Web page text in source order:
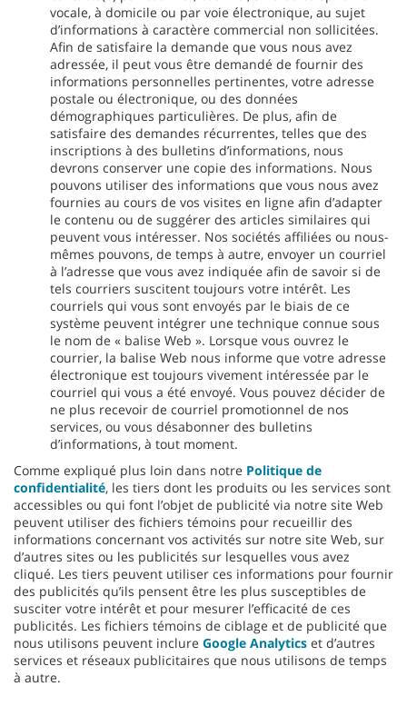
vocale, à domicile ou par voie électronique, au sujet
d’informations à caractère commercial non sollicitées.
Afin de satisfaire la demande que vous nous avez
adressée, il peut vous être demandé de fournir des
informations personnelles pertinentes, votre adresse
postale ou électronique, ou des données
démographiques particulières. De plus, afin de
satisfaire des demandes récurrentes, telles que des
inscriptions à des bulletins d’informations, nous
devrons conserver une copie des informations. Nous
pouvons utiliser des informations que vous nous avez
fournies au cours de vos visites en ligne afin d’adapter
le contenu ou de suggérer des articles similaires qui
peuvent vous intéresser. Nos sociétés affiliées ou nous-
mêmes pouvons, de temps à autre, envoyer un courriel
à l’adresse que vous avez indiquée afin de savoir si de
tels courriers suscitent toujours votre intérêt. Les
courriels qui vous sont envoyés par le biais de ce
système peuvent intégrer une technique connue sous
le nom de « balise Web ». Lorsque vous ouvrez le
courrier, la balise Web nous informe que votre adresse
électronique est toujours vivement intéressée par le
courriel qui vous a été envoyé. Vous pouvez décider de
ne plus recevoir de courriel promotionnel de nos
services, ou vous désabonner des bulletins
d’informations, à tout moment.
Comme expliqué plus loin dans notre Politique de
confidentialité, les tiers dont les produits ou les services sont
accessibles ou qui font l’objet de publicité via notre site Web
peuvent utiliser des fichiers témoins pour recueillir des
informations concernant vos activités sur notre site Web, sur
d’autres sites ou les publicités sur lesquelles vous avez
cliqué. Les tiers peuvent utiliser ces informations pour fournir
des publicités qu’ils pensent être les plus susceptibles de
susciter votre intérêt et pour mesurer l’efficacité de ces
publicités. Les fichiers témoins de ciblage et de publicité que
nous utilisons peuvent inclure Google Analytics et d’autres
services et réseaux publicitaires que nous utilisons de temps
à autre.